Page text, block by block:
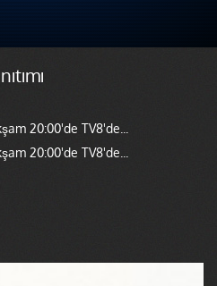
20:00'de TV8'de...
20:00'de TV8'de...